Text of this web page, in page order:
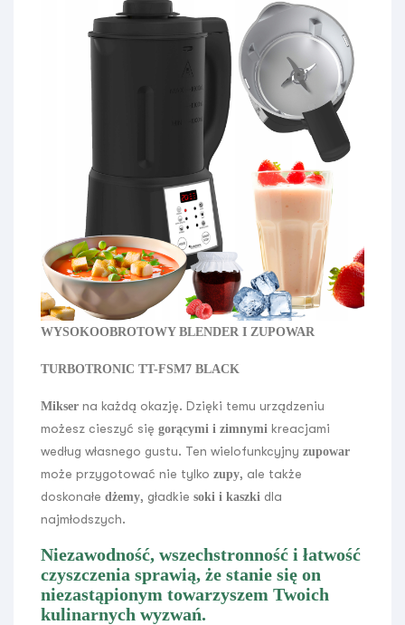
WYSOKOOBROTOWY BLENDER I ZUPOWAR
TURBOTRONIC TT-FSM7 BLACK
Mikser na każdą okazję. Dzięki temu urządzeniu
możesz cieszyć się gorącymi i zimnymi kreacjami
według własnego gustu. Ten wielofunkcyjny zupowar
może przygotować nie tylko zupy, ale także
doskonałe dżemy, gładkie soki i kaszki dla
najmłodszych.
Niezawodność, wszechstronność i łatwość
czyszczenia sprawią, że stanie się on
niezastąpionym towarzyszem Twoich
kulinarnych wyzwań.